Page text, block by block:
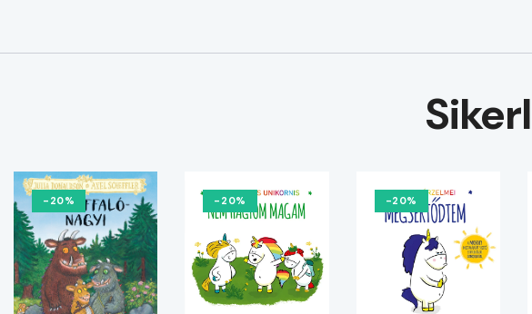
-20% -20% -20%